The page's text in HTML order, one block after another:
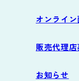
動作環境
オンライ
販売代理
お知らせ